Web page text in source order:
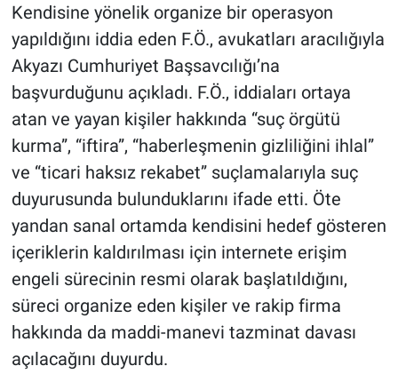
Kendisine yönelik organize bir operasyon
yapıldığını iddia eden F.Ö., avukatları aracılığıyla
Akyazı Cumhuriyet Başsavcılığı’na
başvurduğunu açıkladı. F.Ö., iddiaları ortaya
atan ve yayan kişiler hakkında “suç örgütü
kurma”, “iftira”, “haberleşmenin gizliliğini ihlal”
ve “ticari haksız rekabet” suçlamalarıyla suç
duyurusunda bulunduklarını ifade etti. Öte
yandan sanal ortamda kendisini hedef gösteren
içeriklerin kaldırılması için internete erişim
engeli sürecinin resmi olarak başlatıldığını,
süreci organize eden kişiler ve rakip firma
hakkında da maddi-manevi tazminat davası
açılacağını duyurdu.